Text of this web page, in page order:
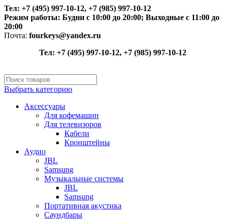
Тел: +7 (495) 997-10-12, +7 (985) 997-10-12
Режим работы: Будни с 10:00 до 20:00; Выходные с 11:00 до
20:00
Почта: fourkeys@yandex.ru
Тел: +7 (495) 997-10-12, +7 (985) 997-10-12
Выбрать категорию
Аксессуары
Для кофемашин
Для телевизоров
Кабели
Кронштейны
Аудио
JBL
Samsung
Музыкальные системы
JBL
Samsung
Портативная акустика
Саундбары